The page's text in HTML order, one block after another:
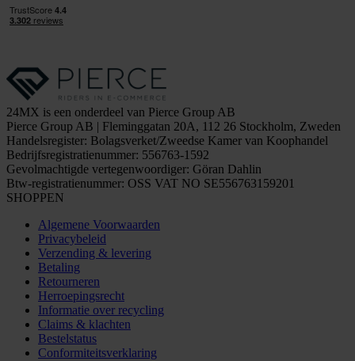
24MX is een onderdeel van Pierce Group AB
Pierce Group AB | Fleminggatan 20A, 112 26 Stockholm, Zweden
Handelsregister: Bolagsverket/Zweedse Kamer van Koophandel
Bedrijfsregistratienummer: 556763-1592
Gevolmachtigde vertegenwoordiger: Göran Dahlin
Btw-registratienummer: OSS VAT NO SE556763159201
SHOPPEN
Algemene Voorwaarden
Privacybeleid
Verzending & levering
Betaling
Retourneren
Herroepingsrecht
Informatie over recycling
Claims & klachten
Bestelstatus
Conformiteitsverklaring